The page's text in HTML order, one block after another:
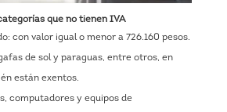
que no tienen IVA
con valor igual o menor a 726.160 pesos.
de sol y paraguas, entre otros, en
están exentos.
computadores y equipos de